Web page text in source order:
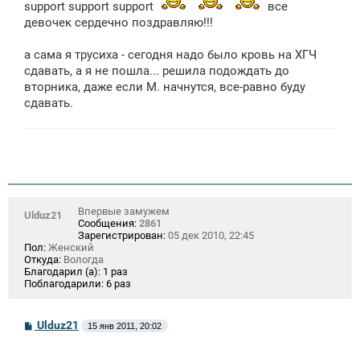
н
и
е
support support support
все
девочек сердечно поздравляю!!!
а сама я трусиха - сегодня надо было кровь на ХГЧ
сдавать, а я не пошла... решила подождать до
вторника, даже если М. начнутся, все-равно буду
сдавать.
Ulduz21
Впервые замужем
Сообщения: 2861
Зарегистрирован: 05 дек 2010, 22:45
Пол: Женский
Откуда: Вологда
Благодарил (а): 1 раз
Поблагодарили: 6 раз
С
о
Ulduz21 15 янв 2011, 20:02